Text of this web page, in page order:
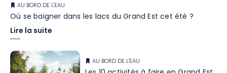
AU BORD DE L'EAU
Où se baigner dans les lacs du Grand Est cet été ?
Lire la suite
AU BORD DE L'EAU